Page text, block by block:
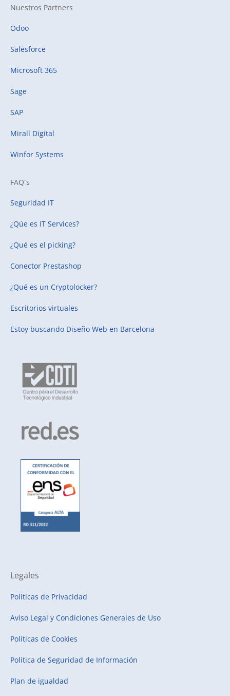
Nuestros Partners
Odoo
Salesforce
Microsoft 365
Sage
SAP
Mirall Digital
Winfor Systems
FAQ´s
Seguridad IT
¿Qúe es IT Services?
¿Qué es el picking?
Conector Prestashop
¿Qué es un Cryptolocker?
Escritorios virtuales
Estoy buscando Diseño Web en Barcelona
Legales
Políticas de Privacidad
Aviso Legal y Condiciones Generales de Uso
Políticas de Cookies
Politica de Seguridad de Información
Plan de igualdad